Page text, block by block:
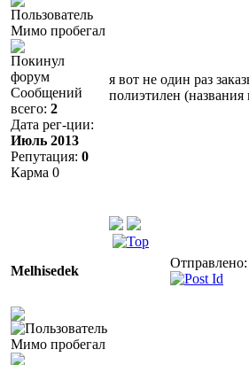
Мимо пробегал
Покинул
форум
Сообщений
всего: 2
Дата рег-ции:
Июль 2013
Репутация: 0
Карма 0
я вот не один раз
полиэтилен
Melhisedek
Мимо пробегал